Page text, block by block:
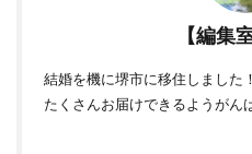
【編集
結婚を機に堺市に移住しました
たくさんお届けできるようがん